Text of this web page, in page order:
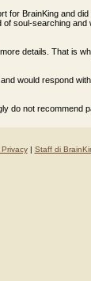
for BrainKing and
soul-searching
details. That is
would respond
do not recommend
| Staff di